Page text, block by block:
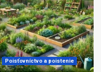
Poisťovníctvo a poistenie